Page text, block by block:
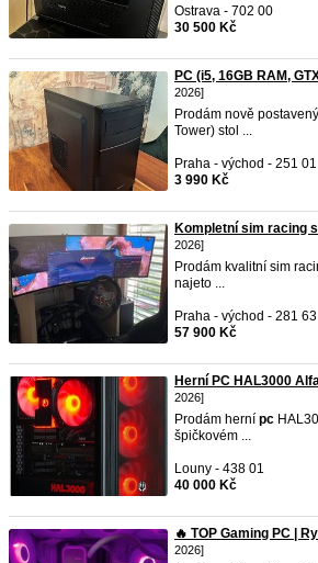
Ostrava - 702 00
30 500 Kč
PC (i5, 16GB RAM,
2026]
Prodám nově
Tower) stol ...
Praha - východ - 251 01
3 990 Kč
Kompletní sim racing
2026]
Prodám kvalitní sim
najeto ...
Praha - východ - 281 63
57 900 Kč
Herní PC HAL3000
2026]
Prodám herní pc
špičkovém ...
Louny - 438 01
40 000 Kč
🔥 TOP Gaming PC |
2026]